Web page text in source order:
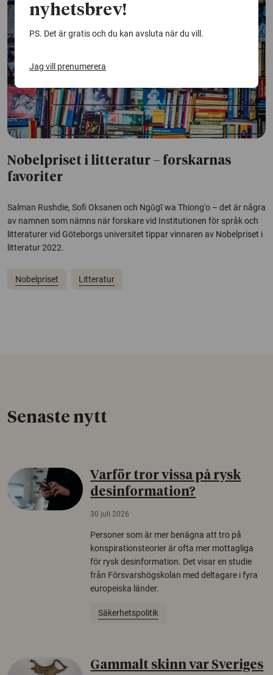
Nobelpriset i litteratur – forskarnas
favoriter
Salman Rushdie, Sofi Oksanen och Ngũgĩ wa Thiong'o – det är några
av namnen som nämns när forskare vid Institutionen för språk och
litteraturer vid Göteborgs universitet tippar vinnaren av Nobelpriset i
litteratur 2022.
Nobelpriset Litteratur
Senaste nytt
Varför tror vissa på rysk
desinformation?
30 juli 2026
Personer som är mer benägna att tro på
konspirationsteorier är ofta mer mottagliga
för rysk desinformation. Det visar en studie
från Försvarshögskolan med deltagare i fyra
europeiska länder.
Säkerhetspolitik
Gammalt skinn var Sveriges
nyhetsbrev!
PS. Det är gratis och du kan avsluta när du vill.
Jag vill prenumerera